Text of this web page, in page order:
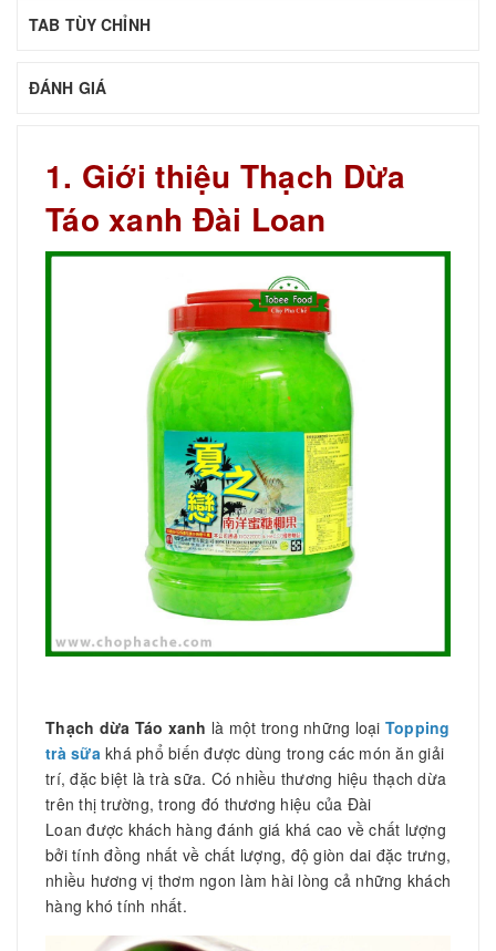
TAB TÙY CHỈNH
ĐÁNH GIÁ
1. Giới thiệu Thạch Dừa
Táo xanh Đài Loan
Thạch dừa Táo xanh là một trong những loại Topping
trà sữa khá phổ biến được dùng trong các món ăn giải
trí, đặc biệt là trà sữa. Có nhiều thương hiệu thạch dừa
trên thị trường, trong đó thương hiệu của Đài
Loan được khách hàng đánh giá khá cao về chất lượng
bởi tính đồng nhất về chất lượng, độ giòn dai đặc trưng,
nhiều hương vị thơm ngon làm hài lòng cả những khách
hàng khó tính nhất.